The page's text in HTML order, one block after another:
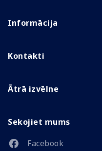
Informācija
Kontakti
Ātrā izvēlne
Sekojiet mums
Facebook